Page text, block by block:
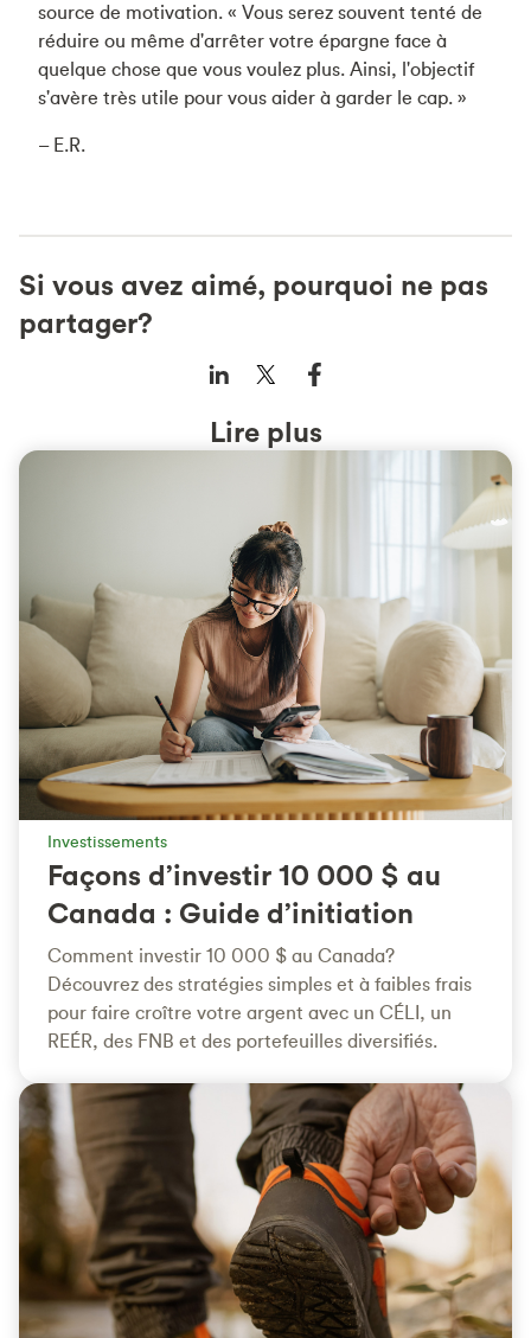
source de motivation. « Vous serez souvent tenté de
réduire ou même d'arrêter votre épargne face à
quelque chose que vous voulez plus. Ainsi, l'objectif
s'avère très utile pour vous aider à garder le cap. »
– E.R.
Si vous avez aimé, pourquoi ne pas
partager?
Lire plus
Investissements
Façons d’investir 10 000 $ au
Canada : Guide d’initiation
Comment investir 10 000 $ au Canada?
Découvrez des stratégies simples et à faibles frais
pour faire croître votre argent avec un CÉLI, un
REÉR, des FNB et des portefeuilles diversifiés.